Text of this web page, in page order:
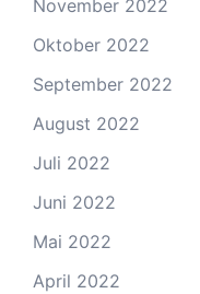
November 2022
Oktober 2022
September 2022
August 2022
Juli 2022
Juni 2022
Mai 2022
April 2022